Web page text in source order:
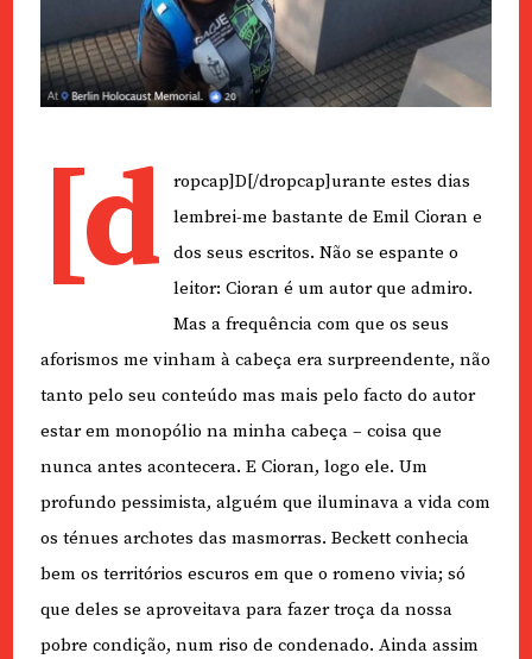
[d
ropcap]D[/dropcap]urante estes dias
lembrei-me bastante de Emil Cioran e
dos seus escritos. Não se espante o
leitor: Cioran é um autor que admiro.
Mas a frequência com que os seus
aforismos me vinham à cabeça era surpreendente, não
tanto pelo seu conteúdo mas mais pelo facto do autor
estar em monopólio na minha cabeça – coisa que
nunca antes acontecera. E Cioran, logo ele. Um
profundo pessimista, alguém que iluminava a vida com
os ténues archotes das masmorras. Beckett conhecia
bem os territórios escuros em que o romeno vivia; só
que deles se aproveitava para fazer troça da nossa
pobre condição, num riso de condenado. Ainda assim